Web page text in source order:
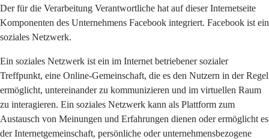
Der für die Verarbeitung Verantwortliche hat auf dieser Internetseite
Komponenten des Unternehmens Facebook integriert. Facebook ist ein
soziales Netzwerk.
Ein soziales Netzwerk ist ein im Internet betriebener sozialer
Treffpunkt, eine Online-Gemeinschaft, die es den Nutzern in der Regel
ermöglicht, untereinander zu kommunizieren und im virtuellen Raum
zu interagieren. Ein soziales Netzwerk kann als Plattform zum
Austausch von Meinungen und Erfahrungen dienen oder ermöglicht es
der Internetgemeinschaft, persönliche oder unternehmensbezogene